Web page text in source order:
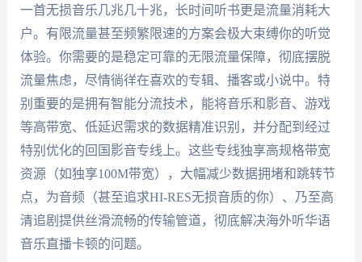
一首无损音乐几兆几十兆，长时间听书更是流量消耗大
户。有限流量甚至频繁限速的方案会极大束缚你的听觉
体验。你需要的是稳定可靠的无限流量保障，彻底摆脱
流量焦虑，尽情徜徉在喜欢的专辑、播客或小说中。特
别重要的是拥有智能分流技术，能将音乐和影音、游戏
等高带宽、低延迟需求的数据精准识别，并分配到经过
特别优化的回国影音专线上。这些专线独享高规格带宽
资源（如独享100M带宽），大幅减少数据拥堵和跳转节
点，为音频（甚至追求HI-RES无损音质的你）、乃至高
清追剧提供丝滑流畅的传输管道，彻底解决海外听华语
音乐直播卡顿的问题。